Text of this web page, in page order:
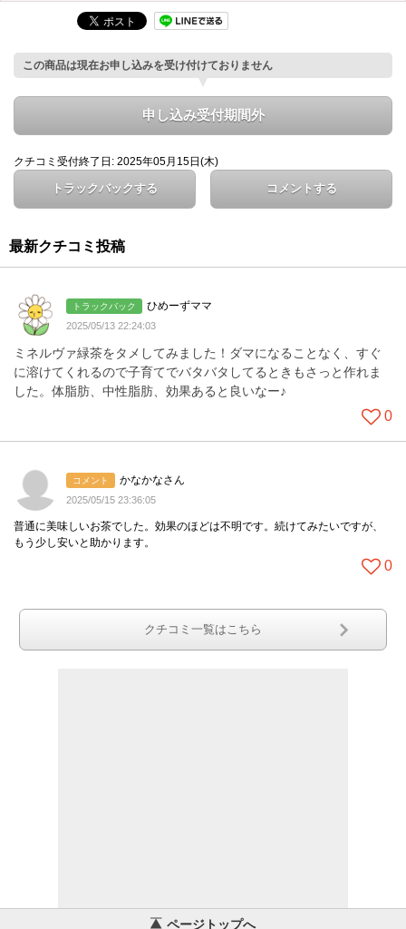
この商品は現在お申し込みを受け付けておりません
申し込み受付期間外
クチコミ受付終了日: 2025年05月15日(木)
トラックバックする コメントする
最新クチコミ投稿
トラックバック ひめーずママ
2025/05/13 22:24:03
ミネルヴァ緑茶をタメしてみました！ダマになることなく、すぐ
に溶けてくれるので子育てでバタバタしてるときもさっと作れま
した。体脂肪、中性脂肪、効果あると良いなー♪
0
コメント かなかなさん
2025/05/15 23:36:05
普通に美味しいお茶でした。効果のほどは不明です。続けてみたいですが、
もう少し安いと助かります。
0
クチコミ一覧はこちら
ページトップへ